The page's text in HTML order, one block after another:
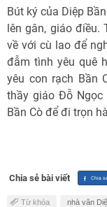
Bút ký của Diệp
lên gân, giáo điều.
về với cù lao để
đẫm tình yêu quê
yêu con rạch Bần
thầy giáo Đỗ Ngọc
Bần Cò để đi trọn
Chia sẻ bài viết
Từ khóa nhà văn